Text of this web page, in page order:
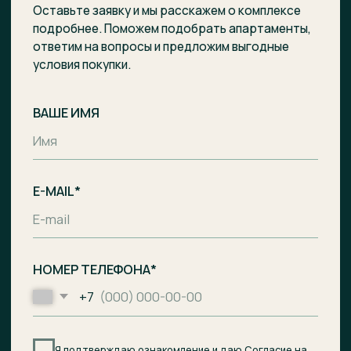
Отправить заявку
Комплекс апартаментов с гостиницей
моря, п. Лесное.
Общество с ограниченной
ответственностью «Специализированный
застройщик «Ривьера Балтики»
3900008142/ОГРН 1233900002490
Проектное финансирование
предоставил АО «Банк ДОМ.РФ».